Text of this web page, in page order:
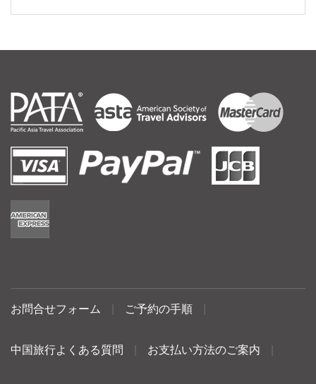
お問合せフォーム ご予約の手順
中国旅行よくある質問 お支払い方法のご案内